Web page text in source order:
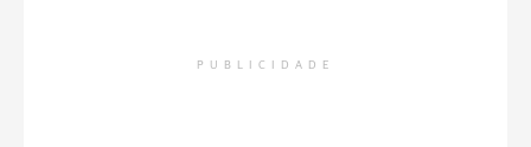
PUBLICIDADE